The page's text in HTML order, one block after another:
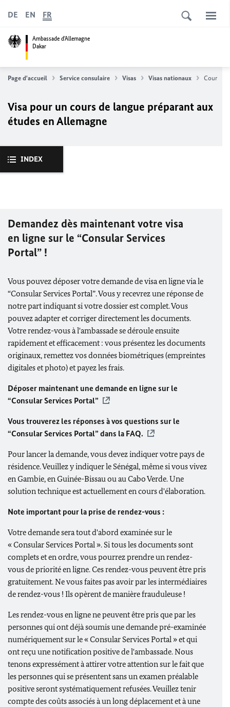
Ambassade d'Allemagne
Dakar
DE EN FR
Page d'accueil Service consulaire Visas Visas nationaux Cours de
Visa pour un cours de langue préparant aux
études en Allemagne
INDEX
Demandez dès maintenant votre visa
en ligne sur le “Consular Services
Portal” !
Vous pouvez déposer votre demande de visa en ligne via le
“Consular Services Portal”. Vous y recevrez une réponse de
notre part indiquant si votre dossier est complet. Vous
pouvez adapter et corriger directement les documents.
Votre rendez-vous à l'ambassade se déroule ensuite
rapidement et efficacement : vous présentez les documents
originaux, remettez vos données biométriques (empreintes
digitales et photo) et payez les frais.
Déposer maintenant une demande en ligne sur le
“Consular Services Portal”
Vous trouverez les réponses à vos questions sur le
“Consular Services Portal” dans la FAQ.
Pour lancer la demande, vous devez indiquer votre pays de
résidence. Veuillez y indiquer le Sénégal, même si vous vivez
en Gambie, en Guinée-Bissau ou au Cabo Verde. Une
solution technique est actuellement en cours d'élaboration.
Note important pour la prise de rendez-vous :
Votre demande sera tout d'abord examinée sur le
«Consular Services Portal». Si tous les documents sont
complets et en ordre, vous pourrez prendre un rendez-
vous de priorité en ligne. Ces rendez-vous peuvent être pris
gratuitement. Ne vous faites pas avoir par les intermédiaires
de rendez-vous ! Ils opèrent de manière frauduleuse !
Les rendez-vous en ligne ne peuvent être pris que par les
personnes qui ont déjà soumis une demande pré-examinée
numériquement sur le «Consular Services Portal» et qui
ont reçu une notification positive de l'ambassade. Nous
tenons expressément à attirer votre attention sur le fait que
les personnes qui se présentent sans un examen préalable
positive seront systématiquement refusées. Veuillez tenir
compte des coûts associés à un long déplacement et à une